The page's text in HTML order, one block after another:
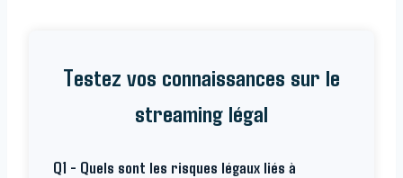
Testez vos connaissances sur le
streaming légal
Q1 - Quels sont les risques légaux liés à